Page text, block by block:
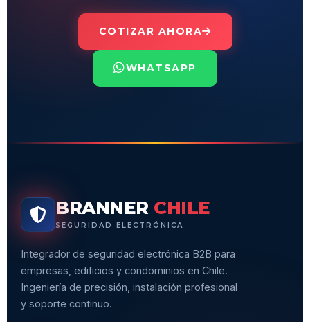
COTIZAR AHORA
WHATSAPP
BRANNER CHILE
SEGURIDAD ELECTRÓNICA
Integrador de seguridad electrónica B2B para
empresas, edificios y condominios en Chile.
Ingeniería de precisión, instalación profesional
y soporte continuo.